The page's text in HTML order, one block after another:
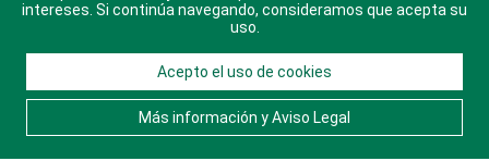
© 2021 Diario Libre, todos los derechos reservados.
Consulta elAviso Legal. Ponte en Contacto
nosotros y conoce más sobre Diario Libre
intereses. Si continúa navegando, consideramos que acepta su
uso.
Acepto el uso de cookies
Más información y Aviso Legal